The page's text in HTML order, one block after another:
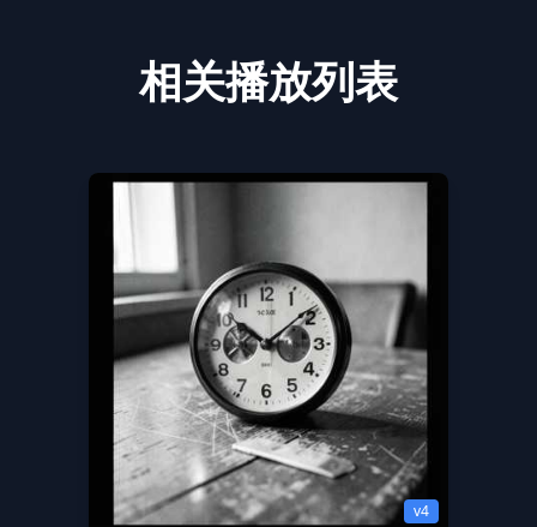
相关播放列表
v4